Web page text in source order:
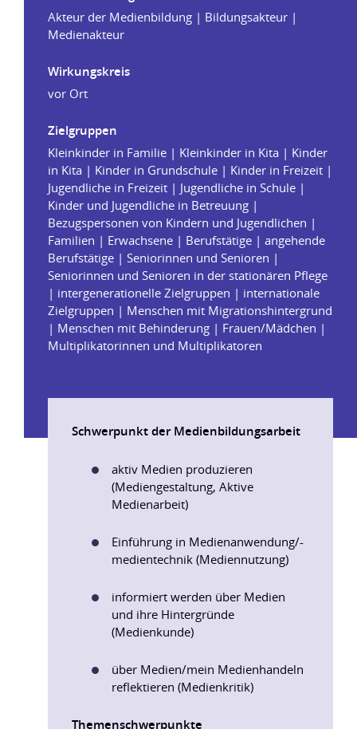
Akteur der Medienbildung | Bildungsakteur |
Medienakteur
Wirkungskreis
vor Ort
Zielgruppen
Kleinkinder in Familie | Kleinkinder in Kita | Kinder
in Kita | Kinder in Grundschule | Kinder in Freizeit |
Jugendliche in Freizeit | Jugendliche in Schule |
Kinder und Jugendliche in Betreuung |
Bezugspersonen von Kindern und Jugendlichen |
Familien | Erwachsene | Berufstätige | angehende
Berufstätige | Seniorinnen und Senioren |
Seniorinnen und Senioren in der stationären Pflege
| intergenerationelle Zielgruppen | internationale
Zielgruppen | Menschen mit Migrationshintergrund
| Menschen mit Behinderung | Frauen/Mädchen |
Multiplikatorinnen und Multiplikatoren
Schwerpunkt der Medienbildungsarbeit
aktiv Medien produzieren
(Mediengestaltung, Aktive
Medienarbeit)
Einführung in Medienanwendung/-
medientechnik (Mediennutzung)
informiert werden über Medien
und ihre Hintergründe
(Medienkunde)
über Medien/mein Medienhandeln
reflektieren (Medienkritik)
Themenschwerpunkte